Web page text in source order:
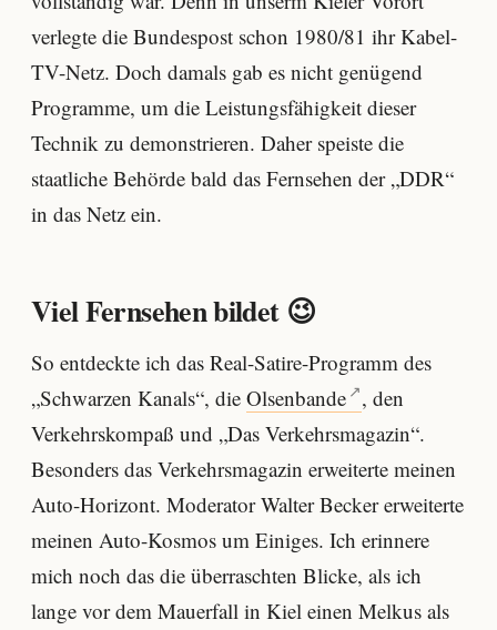
verlegte die Bundespost schon 1980/81 ihr Kabel-
TV-Netz. Doch damals gab es nicht genügend
Programme, um die Leistungsfähigkeit dieser
Technik zu demonstrieren. Daher speiste die
staatliche Behörde bald das Fernsehen der „DDR“
in das Netz ein.
Viel Fernsehen bildet 😉
So entdeckte ich das Real-Satire-Programm des
„Schwarzen Kanals“, die Olsenbande , den
Verkehrskompaß und „Das Verkehrsmagazin“.
Besonders das Verkehrsmagazin erweiterte meinen
Auto-Horizont. Moderator Walter Becker erweiterte
meinen Auto-Kosmos um Einiges. Ich erinnere
mich noch das die überraschten Blicke, als ich
lange vor dem Mauerfall in Kiel einen Melkus als